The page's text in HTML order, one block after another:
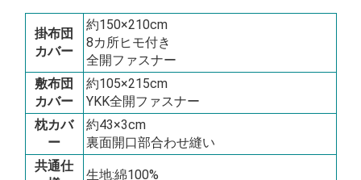
掛布団
カバー
約150×210cm
8カ所ヒモ付き
全開ファスナー
敷布団
カバー
約105×215cm
YKK全開ファスナー
枕カバ
ー
約43×3cm
裏面開口部合わせ縫い
共通仕
生地:綿100%